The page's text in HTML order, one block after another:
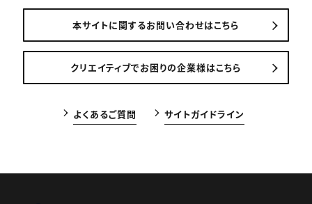
本サイトに関するお問い合わせはこちら
クリエイティブでお困りの企業様はこちら
よくあるご質問 サイトガイドライン